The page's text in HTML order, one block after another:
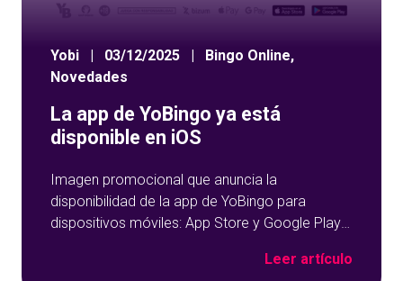
Yobi | 03/12/2025 | Bingo Online,
Novedades
La app de YoBingo ya está
disponible en iOS
Imagen promocional que anuncia la
disponibilidad de la app de YoBingo para
dispositivos móviles: App Store y Google Play
Leer artículo